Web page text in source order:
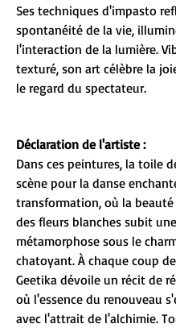
Ses techniques d'impasto
spontanéité de la vie,
l'interaction de la lumière.
texturé, son art célèbre la
le regard du spectateur.
Déclaration de l'artiste :
Dans ces peintures, la toile
scène pour la danse
transformation, où la
des fleurs blanches subit
métamorphose sous le
chatoyant. À chaque coup
Geetika dévoile un récit de
où l'essence du renouveau
avec l'attrait de l'alchimie.